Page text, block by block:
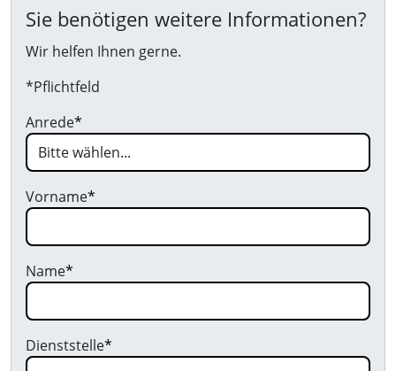
Sie benötigen weitere Informationen?
Wir helfen Ihnen gerne.
*Pflichtfeld
Anrede*
Vorname*
Name*
Dienststelle*